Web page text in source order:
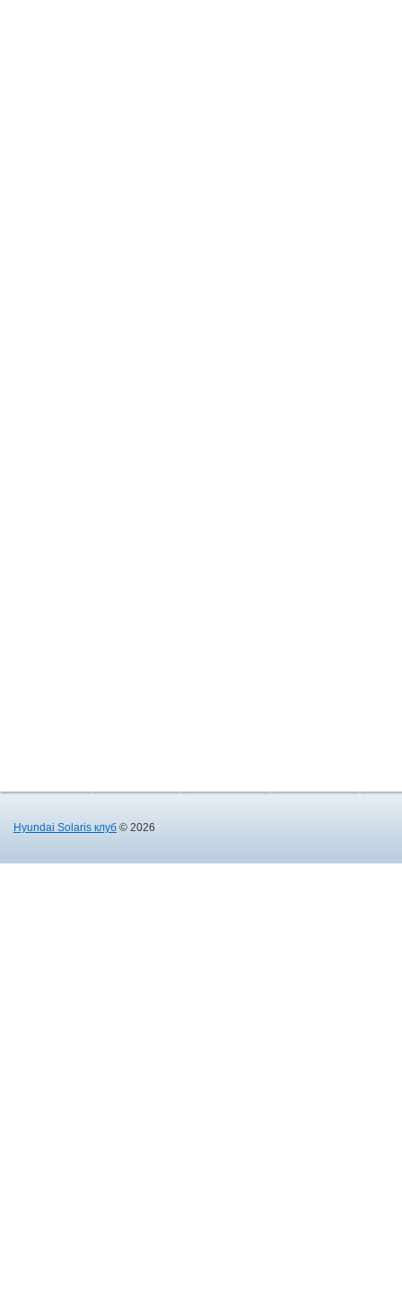
Hyundai Solaris клуб © 2026